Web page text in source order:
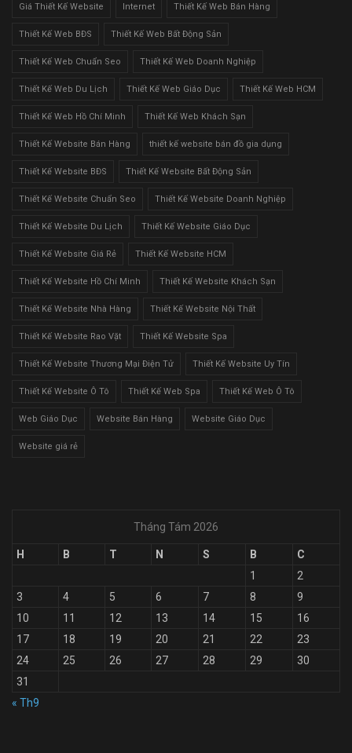
Giá Thiết Kế Website Internet Thiết Kế Web Bán Hàng
Thiết Kế Web BĐS Thiết Kế Web Bất Động Sản
Thiết Kế Web Chuẩn Seo Thiết Kế Web Doanh Nghiệp
Thiết Kế Web Du Lịch Thiết Kế Web Giáo Dục Thiết Kế Web HCM
Thiết Kế Web Hồ Chí Minh Thiết Kế Web Khách Sạn
Thiết Kế Website Bán Hàng thiết kế website bán đồ gia dụng
Thiết Kế Website BĐS Thiết Kế Website Bất Động Sản
Thiết Kế Website Chuẩn Seo Thiết Kế Website Doanh Nghiệp
Thiết Kế Website Du Lịch Thiết Kế Website Giáo Dục
Thiết Kế Website Giá Rẻ Thiết Kế Website HCM
Thiết Kế Website Hồ Chí Minh Thiết Kế Website Khách Sạn
Thiết Kế Website Nhà Hàng Thiết Kế Website Nội Thất
Thiết Kế Website Rao Vặt Thiết Kế Website Spa
Thiết Kế Website Thương Mại Điện Tử Thiết Kế Website Uy Tín
Thiết Kế Website Ô Tô Thiết Kế Web Spa Thiết Kế Web Ô Tô
Web Giáo Dục Website Bán Hàng Website Giáo Dục
Website giá rẻ
Tháng Tám 2026
H B T N S B
C
1
2
3
4 5 6 7 8
9
10
11 12 13 14 15
16
17
18 19 20 21 22
23
24
25 26 27 28 29
30
31
« Th9